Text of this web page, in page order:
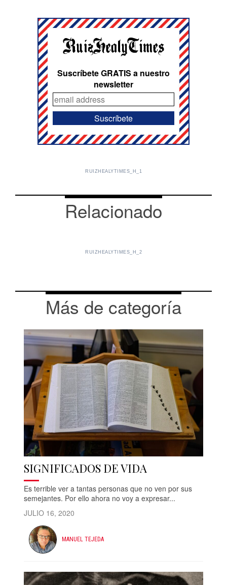
Suscríbete GRATIS a nuestro
newsletter
RUIZHEALYTIMES_H_1
Relacionado
RUIZHEALYTIMES_H_2
Más de categoría
SIGNIFICADOS DE VIDA
Es terrible ver a tantas personas que no ven por sus
semejantes. Por ello ahora no voy a expresar...
JULIO 16, 2020
MANUEL TEJEDA